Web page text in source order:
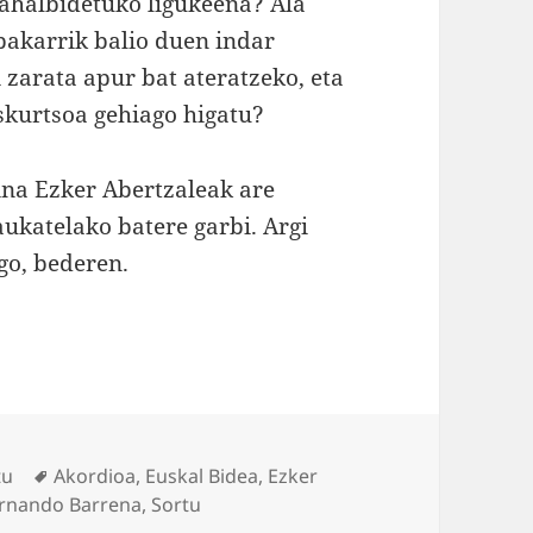
balio duen indar
apur bat ateratzeko, eta
gehiago higatu?
Ezker Abertzaleak are
batere garbi. Argi
bederen.
Tags
Akordioa, Euskal Bidea, Ezker
Barrena, Sortu